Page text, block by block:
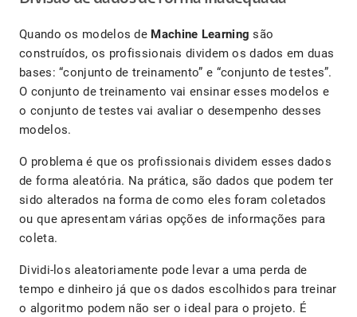
Quando os modelos de Machine Learning são
construídos, os profissionais dividem os dados em duas
bases: “conjunto de treinamento” e “conjunto de testes”.
O conjunto de treinamento vai ensinar esses modelos e
o conjunto de testes vai avaliar o desempenho desses
modelos.
O problema é que os profissionais dividem esses dados
de forma aleatória. Na prática, são dados que podem ter
sido alterados na forma de como eles foram coletados
ou que apresentam várias opções de informações para
coleta.
Dividi-los aleatoriamente pode levar a uma perda de
tempo e dinheiro já que os dados escolhidos para treinar
o algoritmo podem não ser o ideal para o projeto. É